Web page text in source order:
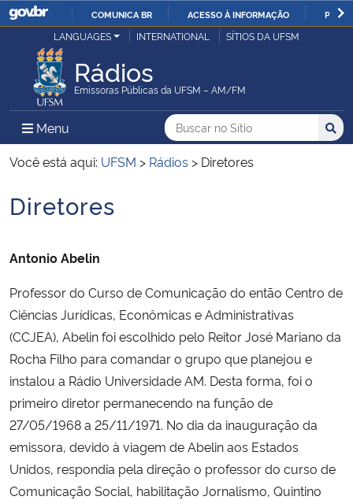
IR
COMUNICA BR ACESSO À INFORMAÇÃO
Ministério da Justiça e Segurança Pública
Ministério da Defesa
Ministério das Relações Exteriores
Ministério da Economia
Ministério da Educação
Ministério da Cidadania
Ministério da Saúde
Ministério de Minas e Energia
Ministério da Ciência, Tecnologia, Inovações e Comunicações
LANGUAGES INTERNATIONAL SÍTIOS DA UFSM
Rádios
Emissoras Públicas da UFSM – AM/FM
Menu Menu Principal do Sítio
Busca
Buscar no no Sítio
Busca:
Você está aqui: UFSM > Rádios > Diretores
Início do conteúdo
Diretores
Antonio Abelin
Professor do Curso de Comunicação do então Centro de
Ciências Jurídicas, Econômicas e Administrativas
(CCJEA), Abelin foi escolhido pelo Reitor José Mariano da
Rocha Filho para comandar o grupo que planejou e
instalou a Rádio Universidade AM. Desta forma, foi o
primeiro diretor permanecendo na função de
27/05/1968 a 25/11/1971. No dia da inauguração da
emissora, devido à viagem de Abelin aos Estados
Unidos, respondia pela direção o professor do curso de
Comunicação Social, habilitação Jornalismo, Quintino